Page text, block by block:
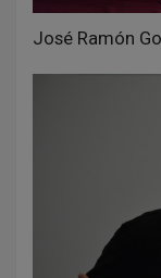
José Ramón